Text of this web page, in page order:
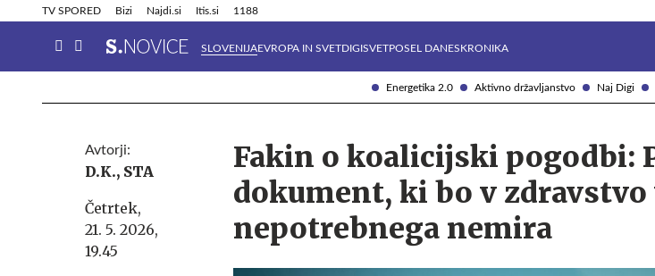
Energetika 2.0 Aktivno državljanstvo Naj Digi
TV SPORED Bizi Najdi.si Itis.si 1188
SLOVENIJAEVROPA IN SVETDIGISVETPOSEL DANESKRONIKA
Info in obvestila Tehnik
Avtorji:
D.K., STA
Četrtek,
21. 5. 2026,
19.45
Fakin o koalicijski pogodbi:
dokument, ki bo v
nepotrebnega nemira